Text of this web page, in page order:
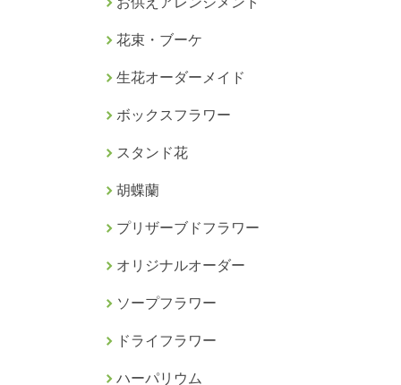
花束・ブーケ
生花オーダーメイド
ボックスフラワー
スタンド花
胡蝶蘭
プリザーブドフラワー
オリジナルオーダー
ソープフラワー
ドライフラワー
ハーパリウム